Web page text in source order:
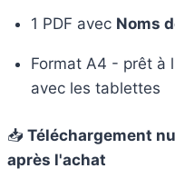
1 PDF avec Noms
Format A4 - prêt à
avec les tablettes
📥 Téléchargement
après l'achat